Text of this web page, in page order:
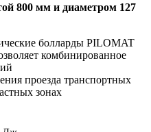
800 мм и диаметром 127
болларды PILOMAT
комбинированное
проезда транспортных
зонах